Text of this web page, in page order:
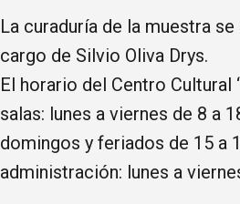
La curaduría de la muestra
cargo de Silvio Oliva Drys.
El horario del Centro Cultural
salas: lunes a viernes de 8 a
domingos y feriados de 15 a
administración: lunes a